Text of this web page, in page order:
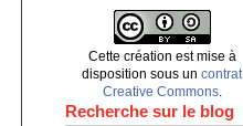
Cette création est mise à
disposition sous un contrat
Creative Commons.
Recherche sur le blog